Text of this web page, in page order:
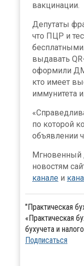
вакцинации.
Депутаты
что ПЦР и
выдавать
оформили
кто имеет
иммунитета
по которой
объявлении
Мгновенный
новостям
канале и
"Практическая
«Практическая
бухучета и
Подписаться